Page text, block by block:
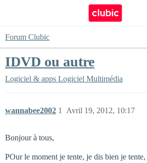
Forum Clubic
IDVD ou autre
Logiciel & apps Logiciel Multimédia
wannabee2002 Avril 19, 2012, 10:17
1
Bonjour à tous,
POur le moment je tente, je dis bien je